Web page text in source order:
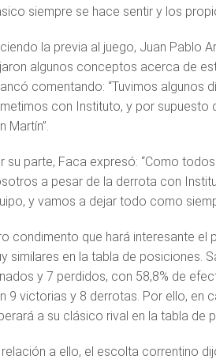
siempre se hace sentir y los
la previa al juego, Juan Pablo
algunos conceptos acerca de
comentando: “Tuvimos algunos
con Instituto, y por supuesto
Martín”.
su parte, Faca expresó: “Como
a pesar de la derrota con
y vamos a dejar todo como
condimento que hará interesante el
similares en la tabla de posiciones.
y 7 perdidos, con 58,8% de
9 victorias y 8 derrotas. Por ello, en
a su clásico rival en la tabla de
relación a ello, el escolta correntino